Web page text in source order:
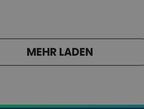
MEHR LADEN